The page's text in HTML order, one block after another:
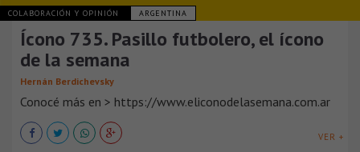
COLABORACIÓN Y OPINIÓN ARGENTINA
Ícono 735. Pasillo futbolero, el ícono
de la semana
Hernán Berdichevsky
Conocé más en > https://www.eliconodelasemana.com.ar
VER +